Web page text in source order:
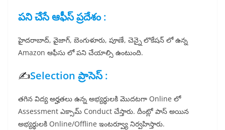
పని చేసే ఆఫీస్ ప్రదేశం :
హైదరాబాద్, వైజాగ్, బెంగుళూరు, పూణే, చెన్నై లొకేషన్ లో ఉన్న
Amazon ఆఫీసు లో పని చేయాల్సి ఉంటుంది.
✍️Selection ప్రాసెస్ :
తగిన విద్య అర్హతలు ఉన్న అభ్యర్థులకి మొదటగా Online లో
Assessment ఎక్సామ్ Conduct చేస్తారు. దీంట్లో పాస్ అయిన
అభ్యర్థులకి Online/Offline ఇంటర్వ్యూ నిర్వహిస్తారు.